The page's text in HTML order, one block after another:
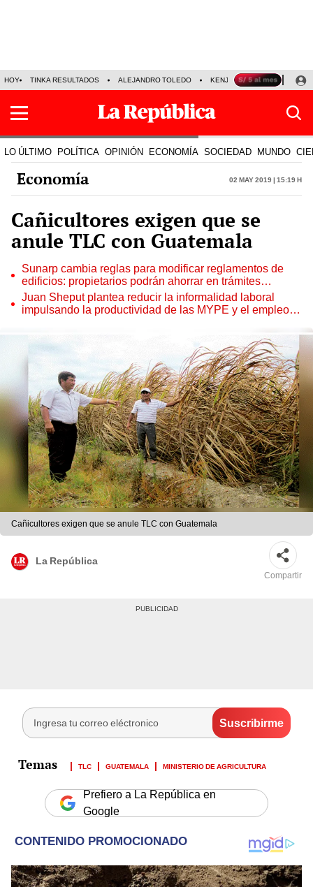
HOY TINKA RESULTADOS ALEJANDRO TOLEDO KENJI FUJIMORI
LO ÚLTIMO POLÍTICA OPINIÓN ECONOMÍA SOCIEDAD MUNDO
Economía 02 May 2019 | 15:19 h
Cañicultores exigen que se
anule TLC con Guatemala
Sunarp cambia reglas para modificar reglamentos de
edificios: propietarios podrán ahorrar en trámites
notariales
Juan Sheput plantea reducir la informalidad laboral
impulsando la productividad de las MYPE y el empleo
Cañicultores exigen que se anule TLC con Guatemala
La República
Compartir
TLC GUATEMALA MINISTERIO DE AGRICULTURA
Prefiero a La República en
Google